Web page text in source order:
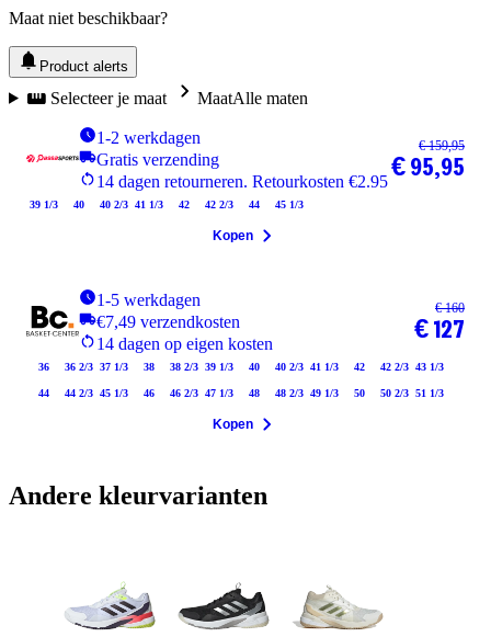
Maat niet beschikbaar?
Product alerts
Selecteer je maat MaatAlle maten
1-2 werkdagen
Gratis verzending
14 dagen retourneren. Retourkosten €2.95
39 1/3 40 40 2/3 41 1/3 42 42 2/3 44 45 1/3
€ 159,95
€ 95,95
Kopen
1-5 werkdagen
€7,49 verzendkosten
14 dagen op eigen kosten
36 36 2/3 37 1/3 38 38 2/3 39 1/3 40 40 2/3 41 1/3 42 42 2/3 43 1/3
44 44 2/3 45 1/3 46 46 2/3 47 1/3 48 48 2/3 49 1/3 50 50 2/3 51 1/3
€ 160
€ 127
Kopen
Andere kleurvarianten